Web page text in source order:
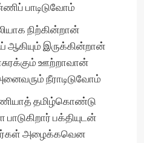
பாடிடுவோம்
நிற்கின்றான்
இருக்கின்றான்
ஊற்றாவான்
நீராடிடுவோம்
தமிழ்கொண்டு
பக்தியுடன்
அழைக்கவென